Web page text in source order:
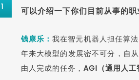
1 可以介绍一下你们目前从事的
钱康乐 ：我在智元机器人担任算
年来大模型的发展密不可分，自
由人完成的任务， AGI（通用人工